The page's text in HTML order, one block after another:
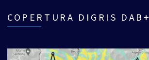
COPERTURA DIGRIS DAB+